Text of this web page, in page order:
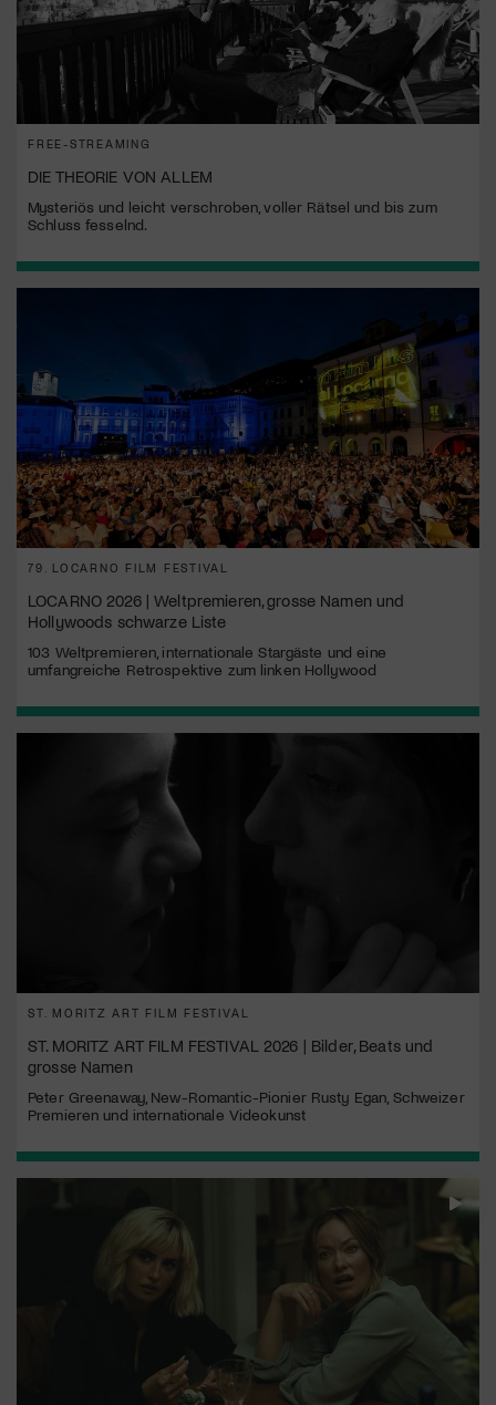
FREE-STREAMING
DIE THEORIE VON ALLEM
Mysteriös und leicht verschroben, voller Rätsel und bis zum
Schluss fesselnd.
79. LOCARNO FILM FESTIVAL
LOCARNO 2026 | Weltpremieren, grosse Namen und
Hollywoods schwarze Liste
103 Weltpremieren, internationale Stargäste und eine
umfangreiche Retrospektive zum linken Hollywood
ST. MORITZ ART FILM FESTIVAL
ST. MORITZ ART FILM FESTIVAL 2026 | Bilder, Beats und
grosse Namen
Peter Greenaway, New-Romantic-Pionier Rusty Egan, Schweizer
Premieren und internationale Videokunst